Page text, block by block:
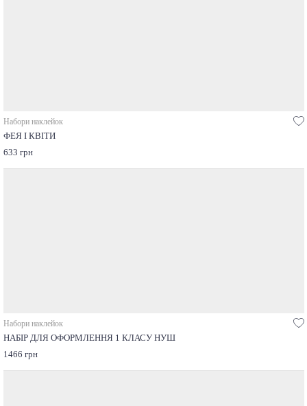
Набори наклейок
ФЕЯ І КВІТИ
633 грн
Набори наклейок
НАБІР ДЛЯ ОФОРМЛЕННЯ 1 КЛАСУ НУШ
1466 грн